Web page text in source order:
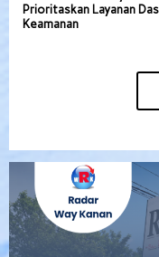
Prioritaskan Layanan
Keamanan